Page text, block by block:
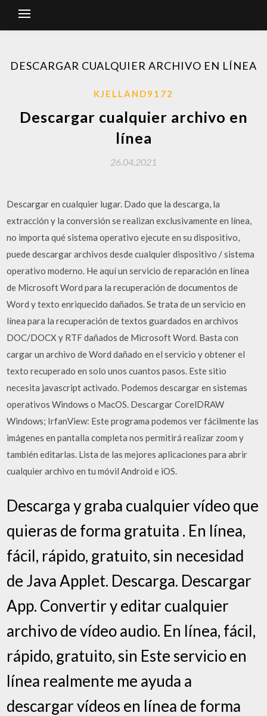
DESCARGAR CUALQUIER ARCHIVO EN LÍNEA
KJELLAND9172
Descargar cualquier archivo en
línea
26.04.2021
Descargar en cualquier lugar. Dado que la descarga, la
extracción y la conversión se realizan exclusivamente en línea,
no importa qué sistema operativo ejecute en su dispositivo,
puede descargar archivos desde cualquier dispositivo / sistema
operativo moderno. He aquí un servicio de reparación en línea
de Microsoft Word para la recuperación de documentos de
Word y texto enriquecido dañados. Se trata de un servicio en
línea para la recuperación de textos guardados en archivos
DOC/DOCX y RTF dañados de Microsoft Word. Basta con
cargar un archivo de Word dañado en el servicio y obtener el
texto recuperado en solo unos cuantos pasos. Este sitio
necesita javascript activado. Podemos descargar en sistemas
operativos Windows o MacOS. Descargar CorelDRAW
Windows; IrfanView: Este programa podemos ver fácilmente las
imágenes en pantalla completa nos permitirá realizar zoom y
también editarlas. Lista de las mejores aplicaciones para abrir
cualquier archivo en tu móvil Android e iOS.
Descarga y graba cualquier vídeo que
quieras de forma gratuita . En línea,
fácil, rápido, gratuito, sin necesidad
de Java Applet. Descarga. Descargar
App. Convertir y editar cualquier
archivo de vídeo audio. En línea, fácil,
rápido, gratuito, sin Este servicio en
línea realmente me ayuda a
descargar vídeos en línea de forma